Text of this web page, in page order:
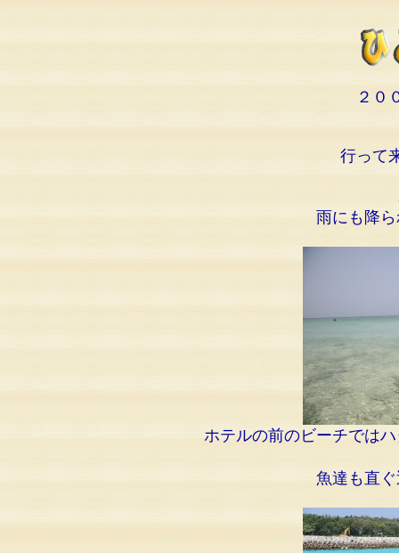
２０
行って
雨にも降
ホテルの前のビーチでは
魚達も直